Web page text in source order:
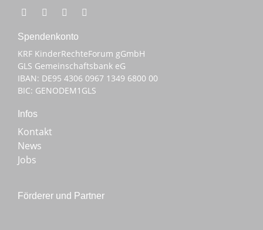
Spenden­konto
KRF KinderRechteForum gGmbH
GLS Gemeinschaftsbank eG
IBAN: DE95 4306 0967 1349 6800 00
BIC: GENODEM1GLS
Infos
Kontakt
News
Jobs
Förderer und Partner